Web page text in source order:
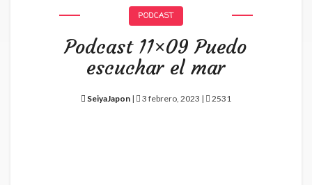
PODCAST
Podcast 11×09 Puedo
escuchar el mar
SeiyaJapon | 3 febrero, 2023 | 2531